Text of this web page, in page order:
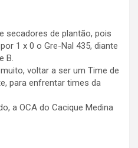
secadores de plantão, pois
1 x 0 o Gre-Nal 435, diante
B.
voltar a ser um Time de
para enfrentar times da
a OCA do Cacique Medina